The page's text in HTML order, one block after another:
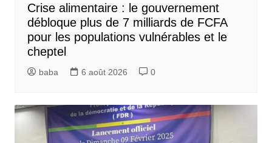
Crise alimentaire : le gouvernement
débloque plus de 7 milliards de FCFA
pour les populations vulnérables et le
cheptel
baba 6 août 2026 0